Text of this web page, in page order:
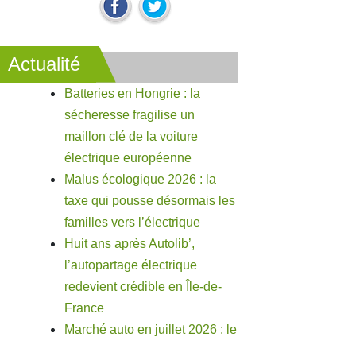
Actualité
Batteries en Hongrie : la
sécheresse fragilise un
maillon clé de la voiture
électrique européenne
Malus écologique 2026 : la
taxe qui pousse désormais les
familles vers l’électrique
Huit ans après Autolib’,
l’autopartage électrique
redevient crédible en Île-de-
France
Marché auto en juillet 2026 : le